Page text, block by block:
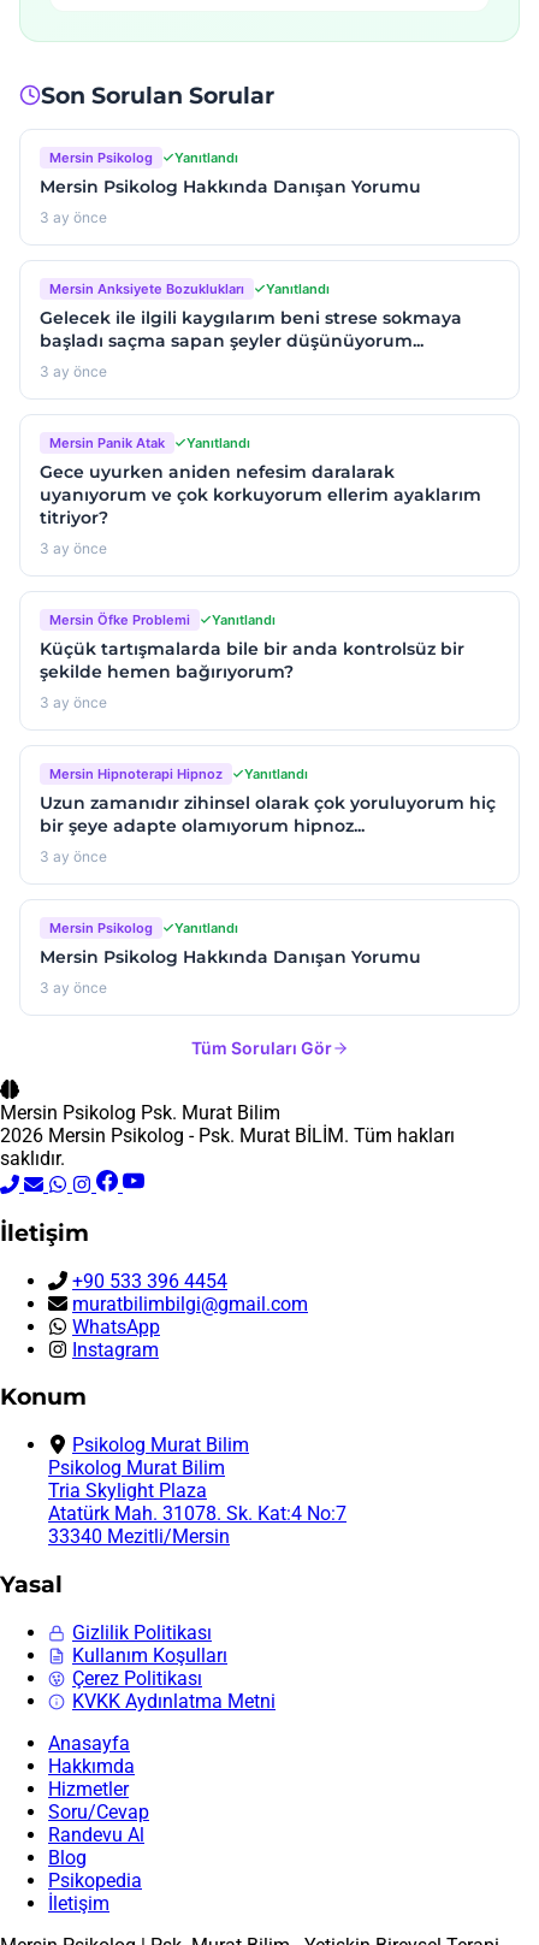
Son Sorulan Sorular
Mersin Psikolog Yanıtlandı
Mersin Psikolog Hakkında Danışan Yorumu
3 ay önce
Mersin Anksiyete Bozuklukları Yanıtlandı
Gelecek ile ilgili kaygılarım beni strese sokmaya
başladı saçma sapan şeyler düşünüyorum...
3 ay önce
Mersin Panik Atak Yanıtlandı
Gece uyurken aniden nefesim daralarak
uyanıyorum ve çok korkuyorum ellerim ayaklarım
titriyor?
3 ay önce
Mersin Öfke Problemi Yanıtlandı
Küçük tartışmalarda bile bir anda kontrolsüz bir
şekilde hemen bağırıyorum?
3 ay önce
Mersin Hipnoterapi Hipnoz Yanıtlandı
Uzun zamanıdır zihinsel olarak çok yoruluyorum hiç
bir şeye adapte olamıyorum hipnoz...
3 ay önce
Mersin Psikolog Yanıtlandı
Mersin Psikolog Hakkında Danışan Yorumu
3 ay önce
Tüm Soruları Gör
Mersin Psikolog Psk. Murat Bilim
2026 Mersin Psikolog - Psk. Murat BİLİM. Tüm hakları
saklıdır.
İletişim
+90 533 396 4454
muratbilimbilgi@gmail.com
WhatsApp
Instagram
Konum
Psikolog Murat Bilim
Psikolog Murat Bilim
Tria Skylight Plaza
Atatürk Mah. 31078. Sk. Kat:4 No:7
33340 Mezitli/Mersin
Yasal
Gizlilik Politikası
Kullanım Koşulları
Çerez Politikası
KVKK Aydınlatma Metni
Anasayfa
Hakkımda
Hizmetler
Soru/Cevap
Randevu Al
Blog
Psikopedia
İletişim